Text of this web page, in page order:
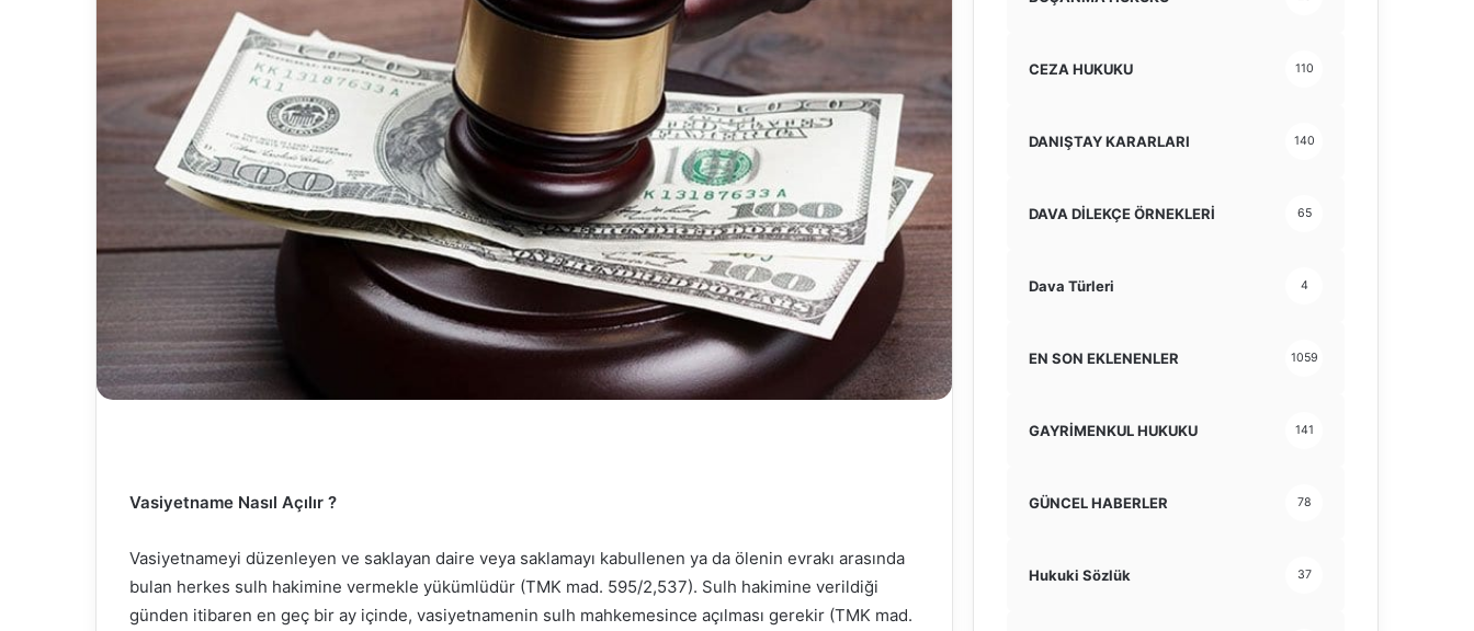
Vasiyetname Nasıl Açılır ?
Vasiyetnameyi düzenleyen ve saklayan daire veya saklamayı kabullenen ya da ölenin evrakı arasında
bulan herkes sulh hakimine vermekle yükümlüdür (TMK mad. 595/2,537). Sulh hakimine verildiği
günden itibaren en geç bir ay içinde, vasiyetnamenin sulh mahkemesince açılması gerekir (TMK mad.
CEZA HUKUKU 110
DANIŞTAY KARARLARI 140
DAVA DİLEKÇE ÖRNEKLERİ 65
Dava Türleri 4
EN SON EKLENENLER 1059
GAYRİMENKUL HUKUKU 141
GÜNCEL HABERLER 78
Hukuki Sözlük 37